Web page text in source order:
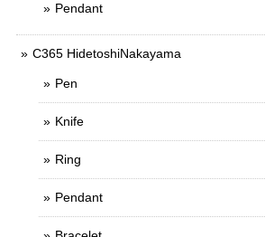
Pendant
C365 HidetoshiNakayama
Pen
Knife
Ring
Pendant